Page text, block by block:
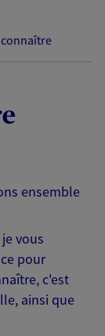
ensemble
vous
pour
c'est
ainsi que